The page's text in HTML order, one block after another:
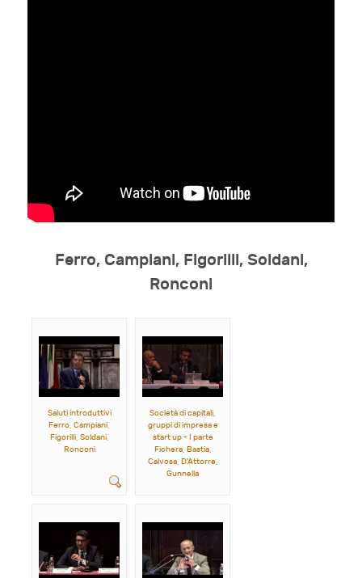
Ferro, Campiani, Figorilli, Soldani,
Ronconi
Saluti introduttivi
Ferro, Campiani,
Figorilli, Soldani,
Ronconi
Società di capitali,
gruppi di impresa e
start up - I parte
Fichera, Bastia,
Calvosa, D'Attorre,
Gunnella